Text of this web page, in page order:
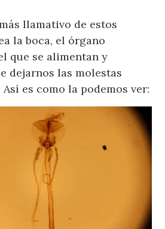
llamativo de estos
la boca, el órgano
que se alimentan y
dejarnos las molestas
es como la podemos ver: